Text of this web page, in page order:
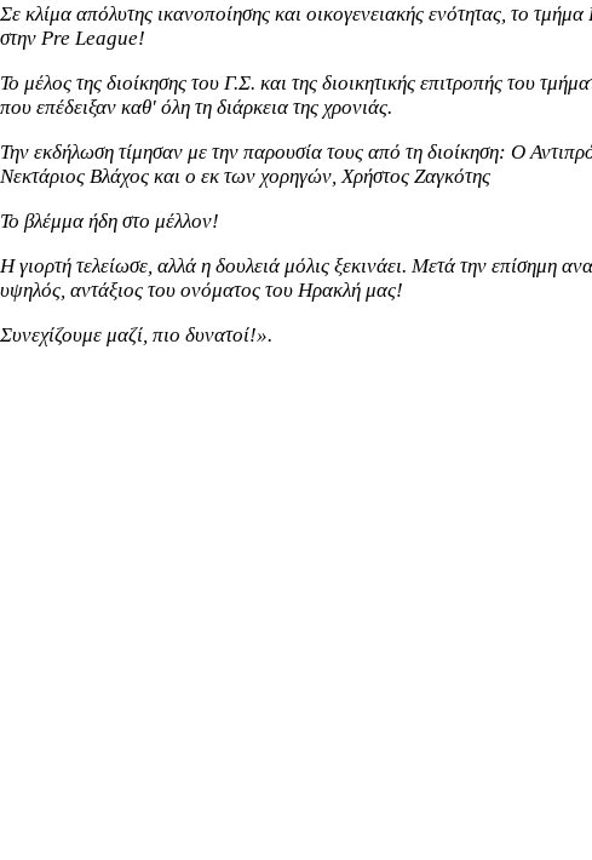
Σε κλίμα απόλυτης ικανοποίησης και οικογενειακής ενότητας, το
στην Pre League!
Το μέλος της διοίκησης του Γ.Σ. και της διοικητικής επιτροπής του
που επέδειξαν καθ' όλη τη διάρκεια της χρονιάς.
Την εκδήλωση τίμησαν με την παρουσία τους από τη διοίκηση: Ο
Νεκτάριος Βλάχος και ο εκ των χορηγών, Χρήστος Ζαγκότης
Το βλέμμα ήδη στο μέλλον!
Η γιορτή τελείωσε, αλλά η δουλειά μόλις ξεκινάει. Μετά την επίσημη
υψηλός, αντάξιος του ονόματος του Ηρακλή μας!
Συνεχίζουμε μαζί, πιο δυνατοί!».